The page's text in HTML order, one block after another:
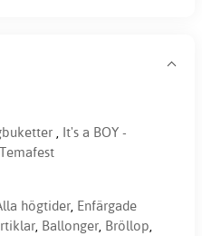
, It's a BOY -
högtider, Enfärgade
, Ballonger, Bröllop,